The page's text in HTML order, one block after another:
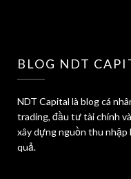
BLOG NDT
NDT Capital là blog cá
trading, đầu tư tài chính
xây dựng nguồn thu nhập
quả.